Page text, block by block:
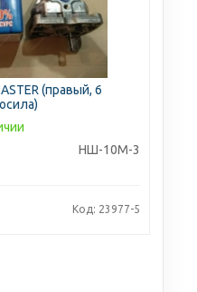
(правый, 6
НШ-10М-3
Код: 23977-5